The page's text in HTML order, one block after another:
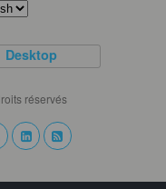
Desktop
réservés